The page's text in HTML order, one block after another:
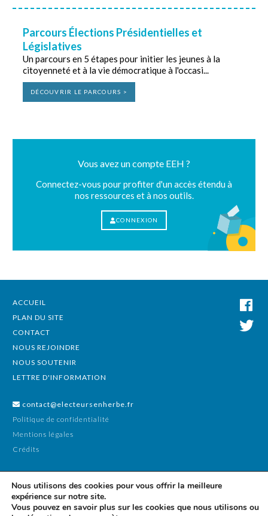
Parcours Élections Présidentielles et
Législatives
Un parcours en 5 étapes pour initier les jeunes à la
citoyenneté et à la vie démocratique à l'occasi...
DÉCOUVRIR LE PARCOURS >
Vous avez un compte EEH ?
Connectez-vous pour profiter d'un accès étendu à
nos ressources et à nos outils.
CONNEXION
ACCUEIL
PLAN DU SITE
CONTACT
NOUS REJOINDRE
NOUS SOUTENIR
LETTRE D'INFORMATION
contact@electeursenherbe.fr
Politique de confidentialité
Mentions légales
Crédits
Nous utilisons des cookies pour vous offrir la meilleure
expérience sur notre site.
Vous pouvez en savoir plus sur les cookies que nous utilisons ou